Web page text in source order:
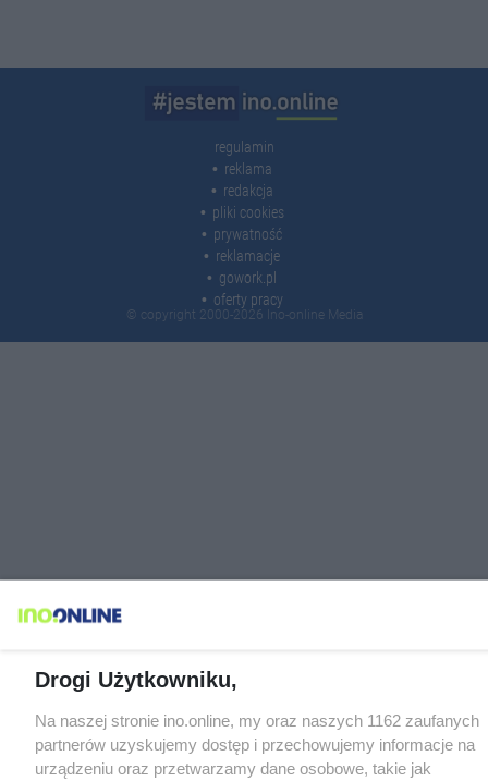
regulamin
reklama
redakcja
pliki cookies
prywatność
reklamacje
gowork.pl
oferty pracy
© copyright 2000-2026 Ino-online Media
Drogi Użytkowniku,
Na naszej stronie ino.online, my oraz naszych 1162 zaufanych
partnerów uzyskujemy dostęp i przechowujemy informacje na
urządzeniu oraz przetwarzamy dane osobowe, takie jak